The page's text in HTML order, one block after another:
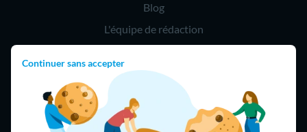
Continuer sans accepter
Blog
L'équipe de rédaction
Hello Team
Rejoindre notre réseau d'artisans